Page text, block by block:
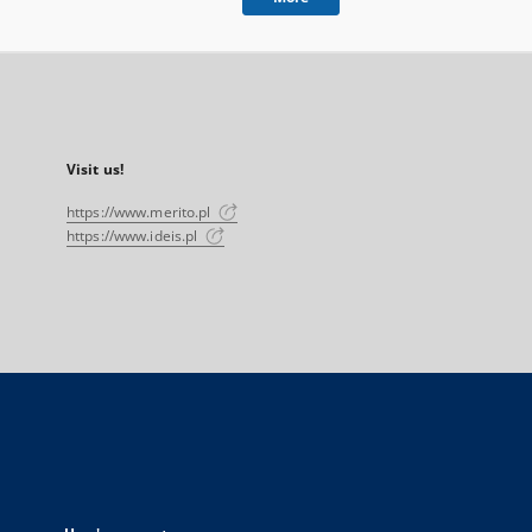
Visit us!
https://www.merito.pl
https://www.ideis.pl